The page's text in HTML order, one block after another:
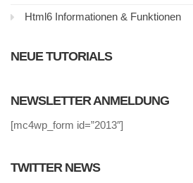
Html6 Informationen & Funktionen
NEUE TUTORIALS
NEWSLETTER ANMELDUNG
[mc4wp_form id=”2013″]
TWITTER NEWS